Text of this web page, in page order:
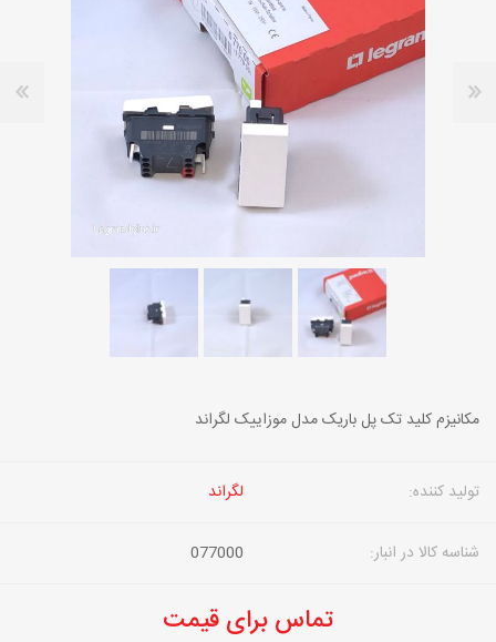
مکانیزم کلید تک پل باریک مدل موزاییک لگراند
تولید کننده: لگراند
شناسه کالا در انبار: 077000
تماس برای قیمت